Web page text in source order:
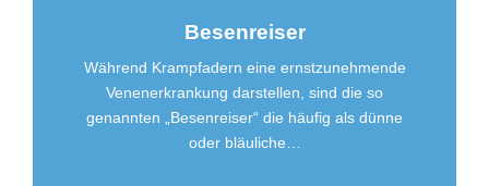
Besenreiser
Während Krampfadern eine ernstzunehmende
Venenerkrankung darstellen, sind die so
genannten „Besenreiser“ die häufig als dünne
oder bläuliche…